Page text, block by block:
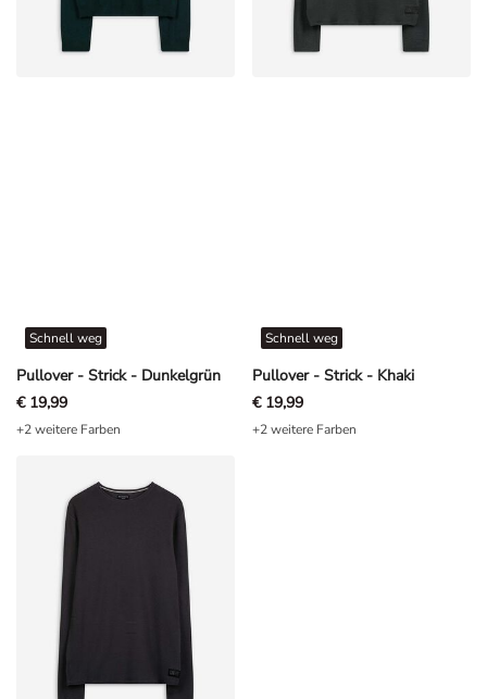
Pullover - Strick - Dunkelgrün
Schnell weg
€ 19,99
+2 weitere Farben
Pullover - Strick - Khaki
Schnell weg
€ 19,99
+2 weitere Farben